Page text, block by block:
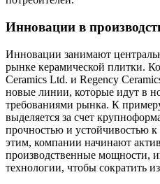
Инновации в
Инновации занимают
рынке керамической плитки.
Ceramics Ltd. и Regency
новые линии, которые идут в
требованиями рынка. К
выделяется за счет
прочностью и устойчивостью
этим, компании начинают
производственные мощности,
технологии, чтобы сократить